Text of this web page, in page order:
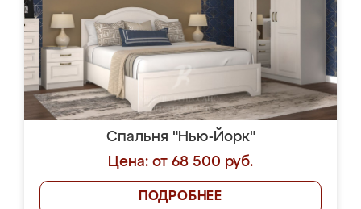
Спальня "Нью-Йорк"
Цена: от 68 500 руб.
ПОДРОБНЕЕ